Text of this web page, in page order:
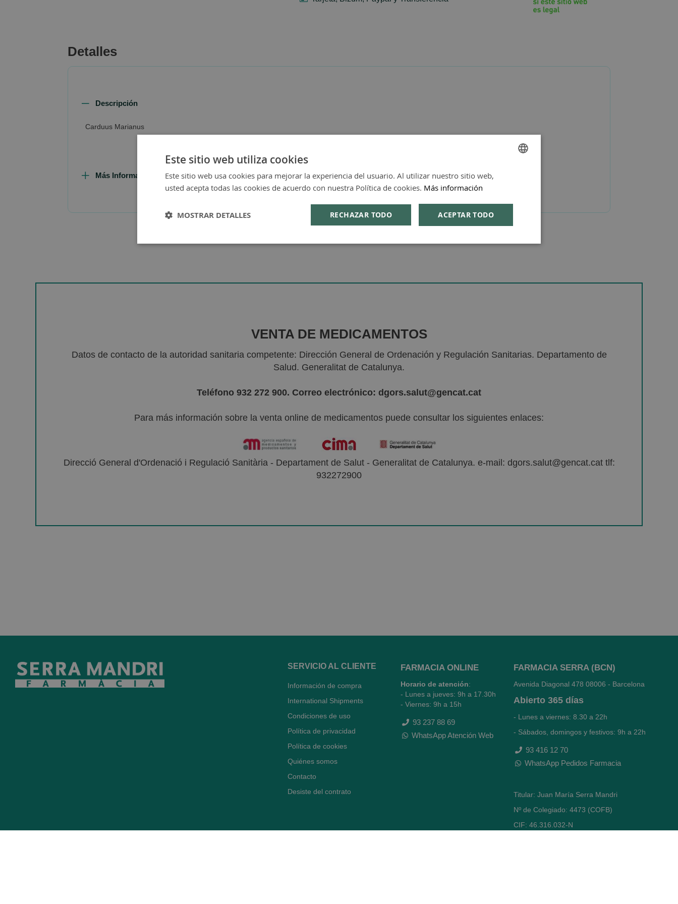
Detalles
Descripción
Carduus Marianus
Más Información
VENTA DE MEDICAMENTOS
Datos de contacto de la autoridad sanitaria competente: Dirección General de Ordenación y Regulación Sanitarias. Departamento de
Salud. Generalitat de Catalunya.
Teléfono 932 272 900. Correo electrónico: dgors.salut@gencat.cat
Para más información sobre la venta online de medicamentos puede consultar los siguientes enlaces:
Direcció General d'Ordenació i Regulació Sanitària - Departament de Salut - Generalitat de Catalunya. e-mail: dgors.salut@gencat.cat tlf:
932272900
SERVICIO AL CLIENTE
Información de compra
International Shipments
Condiciones de uso
Política de privacidad
Política de cookies
Quiénes somos
Contacto
Desiste del contrato
FARMACIA ONLINE
Horario de atención:
- Lunes a jueves: 9h a 17.30h
- Viernes: 9h a 15h
93 237 88 69
WhatsApp Atención Web
FARMACIA SERRA (BCN)
Avenida Diagonal 478 08006 - Barcelona
Abierto 365 días
- Lunes a viernes: 8.30 a 22h
- Sábados, domingos y festivos: 9h a 22h
93 416 12 70
WhatsApp Pedidos Farmacia
Titular: Juan María Serra Mandri
Nº de Colegiado: 4473 (COFB)
CIF: 46.316.032-N
Este sitio web utiliza cookies
Este sitio web usa cookies para mejorar la experiencia del usuario. Al utilizar nuestro sitio web,
usted acepta todas las cookies de acuerdo con nuestra Política de cookies. Más información
ACEPTAR TODO
RECHAZAR TODO
MOSTRAR DETALLES